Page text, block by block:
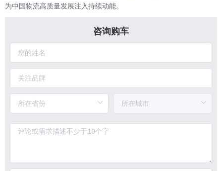
为中国物流高质量发展注入持续动能。
咨询购车